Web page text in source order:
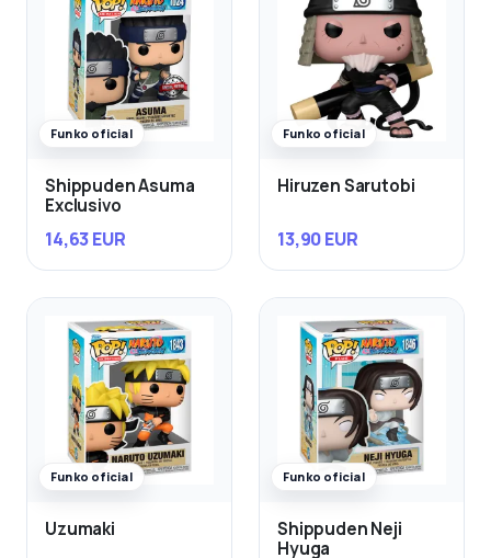
Funko oficial
Shippuden Asuma
Exclusivo
14,63 EUR
Funko oficial
Hiruzen Sarutobi
13,90 EUR
Funko oficial
Uzumaki
Funko oficial
Shippuden Neji
Hyuga